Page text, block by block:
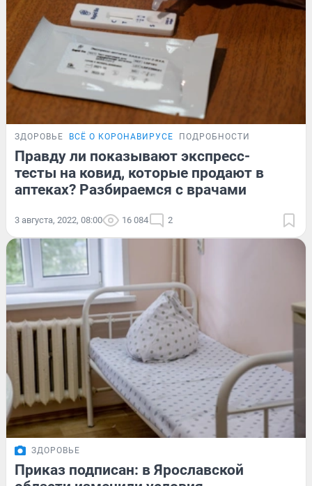
ЗДОРОВЬЕ ВСЁ О КОРОНАВИРУСЕ ПОДРОБНОСТИ
Правду ли показывают экспресс-
тесты на ковид, которые продают в
аптеках? Разбираемся с врачами
3 августа, 2022, 08:00 16 084 2
ЗДОРОВЬЕ
Приказ подписан: в Ярославской